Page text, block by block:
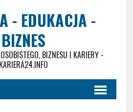
- EDUKACJA -
BIZNES
BIZNESU I KARIERY -
KARIERA24.INFO